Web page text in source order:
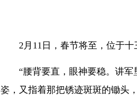
2月11日，春节将至，位于
“腰背要直，眼神要稳。讲
姿，又指着那把锈迹斑斑的锄头